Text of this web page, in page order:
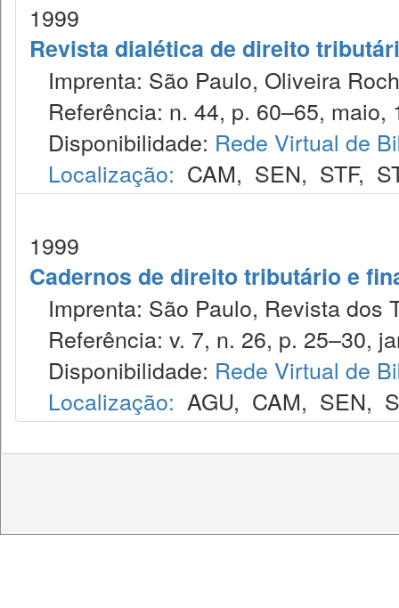
1999
Revista dialética de direito
Imprenta: São Paulo, Oliveira
Referência: n. 44, p. 60–65, maio,
Disponibilidade: Rede Virtual de
Localização: CAM, SEN, STF,
1999
Cadernos de direito tributário e
Imprenta: São Paulo, Revista dos
Referência: v. 7, n. 26, p. 25–30,
Disponibilidade: Rede Virtual de
Localização: AGU, CAM, SEN,